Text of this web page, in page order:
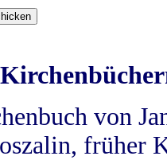
von
früher